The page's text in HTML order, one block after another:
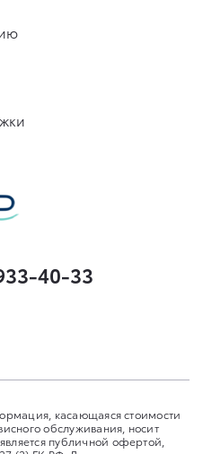
40-33
касающаяся стоимости
обслуживания, носит
публичной офертой,